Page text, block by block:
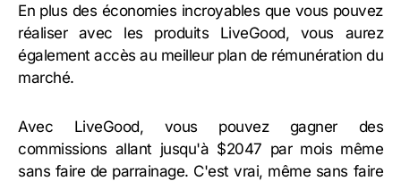
En plus des économies incroyables que vous pouvez
réaliser avec les produits LiveGood, vous aurez
également accès au meilleur plan de rémunération du
marché.
Avec LiveGood, vous pouvez gagner des
commissions allant jusqu'à $2047 par mois même
sans faire de parrainage. C'est vrai, même sans faire